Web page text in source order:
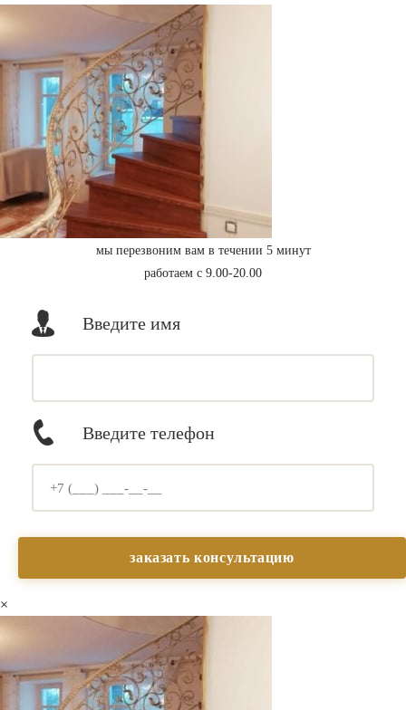
мы перезвоним вам в течении 5 минут
работаем с 9.00-20.00
Введите имя
Введите телефон
×